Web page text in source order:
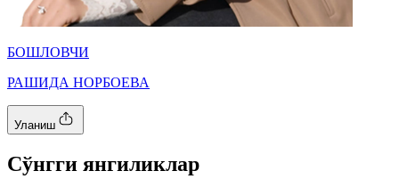
БОШЛОВЧИ
РАШИДА НОРБОЕВА
Уланиш
Cўнгги янгиликлар